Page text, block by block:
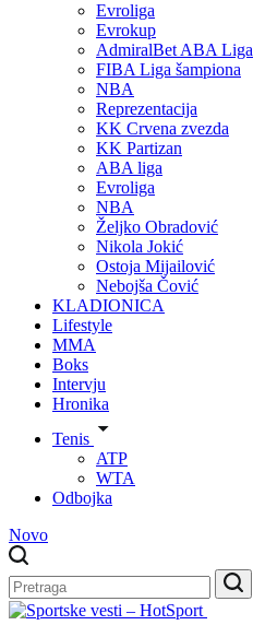
Evroliga
Evrokup
AdmiralBet ABA Liga
FIBA Liga šampiona
NBA
Reprezentacija
KK Crvena zvezda
KK Partizan
ABA liga
Evroliga
NBA
Željko Obradović
Nikola Jokić
Ostoja Mijailović
Nebojša Čović
KLADIONICA
Lifestyle
MMA
Boks
Intervju
Hronika
Tenis
ATP
WTA
Odbojka
Novo